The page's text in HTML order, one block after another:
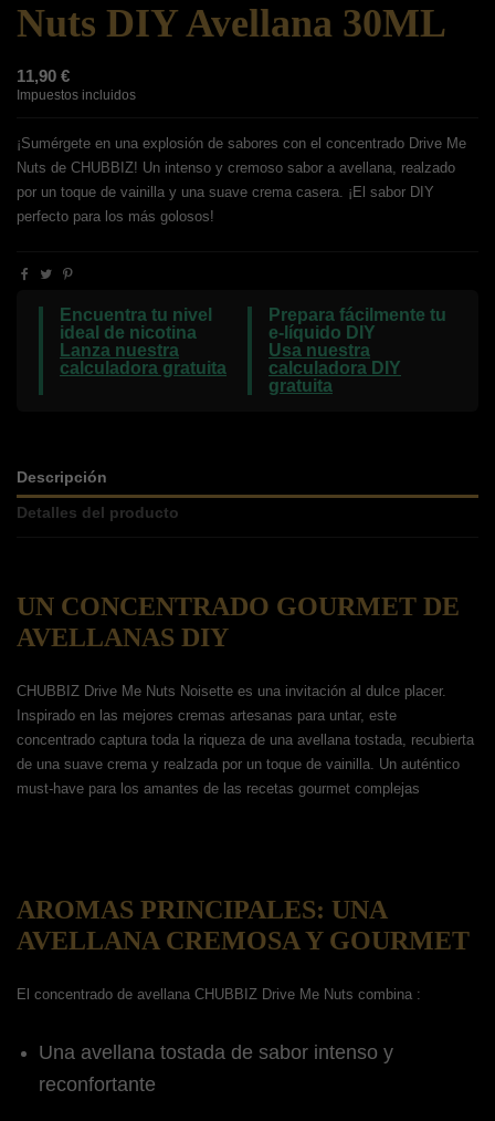
Nuts DIY Avellana 30ML
11,90 €
Impuestos incluidos
¡Sumérgete en una explosión de sabores con el concentrado Drive Me
Nuts de CHUBBIZ! Un intenso y cremoso sabor a avellana, realzado
por un toque de vainilla y una suave crema casera. ¡El sabor DIY
perfecto para los más golosos!
Encuentra tu nivel
ideal de nicotina
Lanza nuestra
calculadora gratuita
Prepara fácilmente tu
e-líquido DIY
Usa nuestra
calculadora DIY
gratuita
Descripción
Detalles del producto
UN CONCENTRADO GOURMET DE
AVELLANAS DIY
CHUBBIZ Drive Me Nuts Noisette es una invitación al dulce placer.
Inspirado en las mejores cremas artesanas para untar, este
concentrado captura toda la riqueza de una avellana tostada, recubierta
de una suave crema y realzada por un toque de vainilla. Un auténtico
must-have para los amantes de las recetas gourmet complejas
AROMAS PRINCIPALES: UNA
AVELLANA CREMOSA Y GOURMET
El concentrado de avellana CHUBBIZ Drive Me Nuts combina :
Una avellana tostada de sabor intenso y
reconfortante